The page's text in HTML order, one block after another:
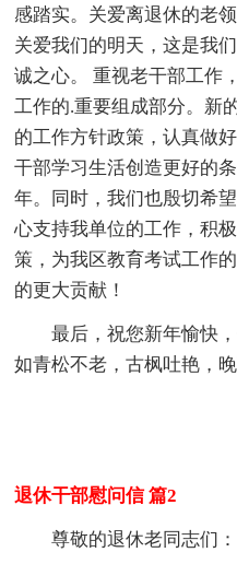
感踏实。关爱离退休的老
关爱我们的明天，这是我
诚之心。 重视老干部工作
工作的.重要组成部分。新
的工作方针政策，认真做
干部学习生活创造更好的
年。同时，我们也殷切希
心支持我单位的工作，积
策，为我区教育考试工作
的更大贡献！
最后，祝您新年愉快
如青松不老，古枫吐艳，
退休干部慰问信 篇2
尊敬的退休老同志们：